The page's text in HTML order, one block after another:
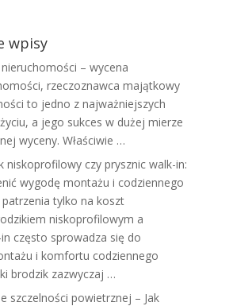
wpisy
– wycena
rzeczoznawca majątkowy
to jedno z najważniejszych
a jego sukces w dużej mierze
wyceny. Właściwie …
niskoprofilowy czy prysznic walk-in:
wygodę montażu i codziennego
tylko na koszt
niskoprofilowym a
często sprowadza się do
i komfortu codziennego
brodzik zazwyczaj …
szczelności powietrznej – Jak